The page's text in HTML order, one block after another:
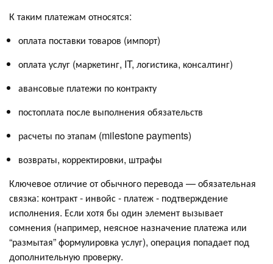
К таким платежам относятся:
оплата поставки товаров (импорт)
оплата услуг (маркетинг, IT, логистика, консалтинг)
авансовые платежи по контракту
постоплата после выполнения обязательств
расчеты по этапам (milestone payments)
возвраты, корректировки, штрафы
Ключевое отличие от обычного перевода — обязательная
связка: контракт - инвойс - платеж - подтверждение
исполнения. Если хотя бы один элемент вызывает
сомнения (например, неясное назначение платежа или
“размытая” формулировка услуг), операция попадает под
дополнительную проверку.